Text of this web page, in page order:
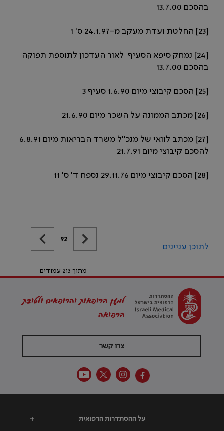
בהסכם 13.7.00
[23] החלטת ועדת מעקב מ-24.1.97 ס' 1
[24] נמחק סיפא הסעיף לאור העדכון לתוספת תפוקה
בהסכם 13.7.00
[25] הסכם קיבוצי מיום 1.6.90 סעיף 3
[26] מכתב הממונה על השכר מיום 21.6.90
[27] מכתב לוואי של מנכ"ל משרד הבריאות מיום 6.8.91
להסכם קיבוצי מיום 21.7.91
[28] הסכם קיבוצי מיום 29.11.76 נספח ד' ס' 11
לתוכן עניינים
92
מתוך 213 עמודים
למען הרופאות והרופאים ולטובת
הרפואה
צרו קשר
+ על ההסתדרות הרפואית